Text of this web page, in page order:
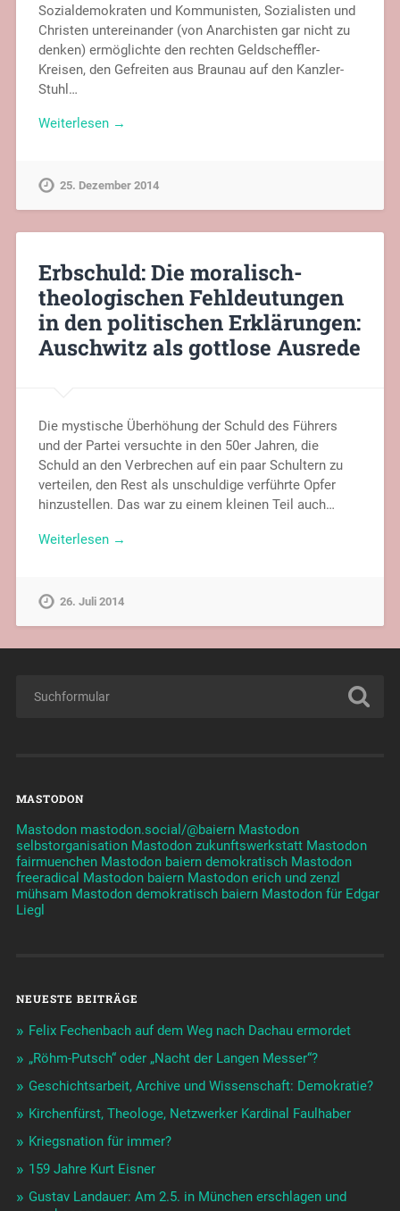
Sozialdemokraten und Kommunisten, Sozialisten und
Christen untereinander (von Anarchisten gar nicht zu
denken) ermöglichte den rechten Geldscheffler-
Kreisen, den Gefreiten aus Braunau auf den Kanzler-
Stuhl…
Weiterlesen →
25. Dezember 2014
Erbschuld: Die moralisch-
theologischen Fehldeutungen
in den politischen Erklärungen:
Auschwitz als gottlose Ausrede
Die mystische Überhöhung der Schuld des Führers
und der Partei versuchte in den 50er Jahren, die
Schuld an den Verbrechen auf ein paar Schultern zu
verteilen, den Rest als unschuldige verführte Opfer
hinzustellen. Das war zu einem kleinen Teil auch…
Weiterlesen →
26. Juli 2014
MASTODON
Mastodon mastodon.social/@baiern Mastodon
selbstorganisation Mastodon zukunftswerkstatt Mastodon
fairmuenchen Mastodon baiern demokratisch Mastodon
freeradical Mastodon baiern Mastodon erich und zenzl
mühsam Mastodon demokratisch baiern Mastodon für Edgar
Liegl
NEUESTE BEITRÄGE
Felix Fechenbach auf dem Weg nach Dachau ermordet
„Röhm-Putsch“ oder „Nacht der Langen Messer“?
Geschichtsarbeit, Archive und Wissenschaft: Demokratie?
Kirchenfürst, Theologe, Netzwerker Kardinal Faulhaber
Kriegsnation für immer?
159 Jahre Kurt Eisner
Gustav Landauer: Am 2.5. in München erschlagen und